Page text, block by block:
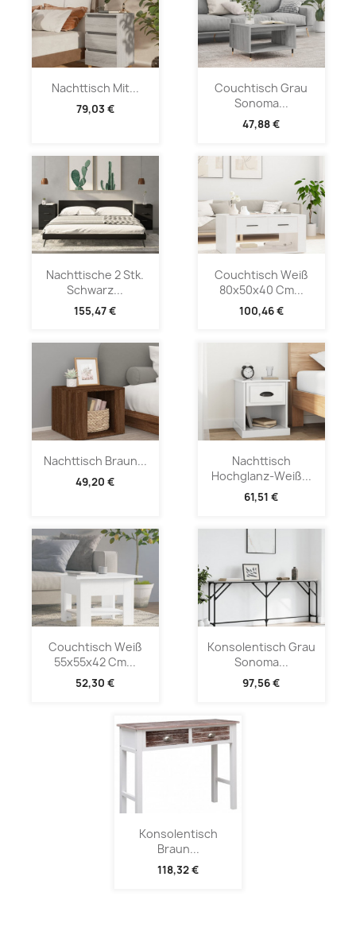
Nachttisch Mit...
79,03 €
Couchtisch Grau
Sonoma...
47,88 €
Nachttische 2 Stk.
Schwarz...
155,47 €
Couchtisch Weiß
80x50x40 Cm...
100,46 €
Nachttisch Braun...
49,20 €
Nachttisch
Hochglanz-Weiß...
61,51 €
Couchtisch Weiß
55x55x42 Cm...
52,30 €
Konsolentisch Grau
Sonoma...
97,56 €
Konsolentisch
Braun...
118,32 €